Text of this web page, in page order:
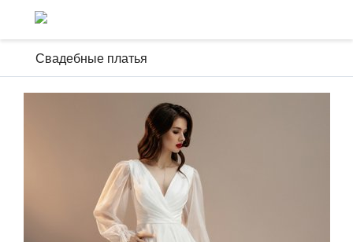
Свадебные платья